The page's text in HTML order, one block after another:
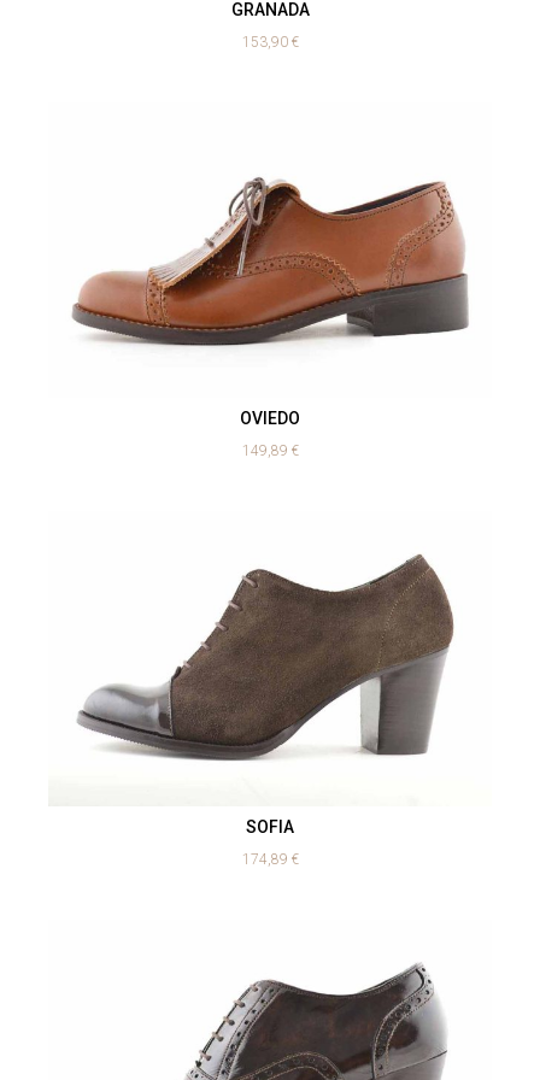
GRANADA
153,90 €
OVIEDO
149,89 €
SOFIA
174,89 €